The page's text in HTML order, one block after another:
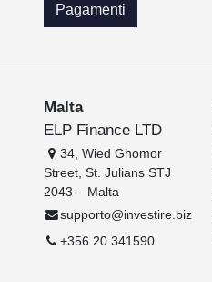
Pagamenti
Malta
ELP Finance LTD
34, Wied Ghomor
Street, St. Julians STJ
2043 – Malta
supporto@investire.biz
+356 20 341590